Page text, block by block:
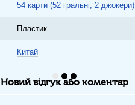
54 карти (52 гральні, 2 джокери)
Пластик
Китай
Новий відгук або коментар